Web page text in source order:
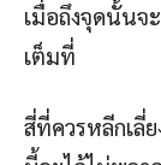
เมื่อถึงจุดนั้น
เต็มที่
สี่ที่ควรหลีกเลี่ย